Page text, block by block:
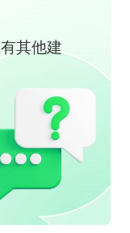
其他建